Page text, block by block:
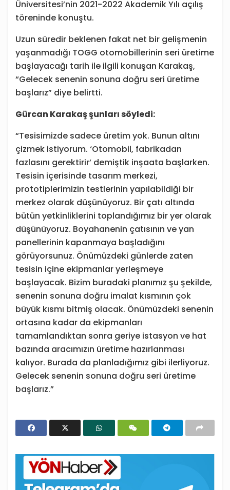
Üniversitesi’nin 2021-2022 Akademik Yılı açılış
töreninde konuştu.
Uzun süredir beklenen fakat net bir gelişmenin
yaşanmadığı TOGG otomobillerinin seri üretime
başlayacağı tarih ile ilgili konuşan Karakaş,
“Gelecek senenin sonuna doğru seri üretime
başlarız” diye belirtti.
Gürcan Karakaş şunları söyledi:
“Tesisimizde sadece üretim yok. Bunun altını
çizmek istiyorum. ‘Otomobil, fabrikadan
fazlasını gerektirir’ demiştik inşaata başlarken.
Tesisin içerisinde tasarım merkezi,
prototiplerimizin testlerinin yapılabildiği bir
merkez olarak düşünüyoruz. Bir çatı altında
bütün yetkinliklerini toplandığımız bir yer olarak
düşünüyoruz. Boyahanenin çatısının ve yan
panellerinin kapanmaya başladığını
görüyorsunuz. Önümüzdeki günlerde zaten
tesisin içine ekipmanlar yerleşmeye
başlayacak. Bizim buradaki planımız şu şekilde,
senenin sonuna doğru imalat kısmının çok
büyük kısmı bitmiş olacak. Önümüzdeki senenin
ortasına kadar da ekipmanları
tamamlandıktan sonra geriye istasyon ve hat
bazında aracımızın üretime hazırlanması
kalıyor. Burada da planladığımız gibi ilerliyoruz.
Gelecek senenin sonuna doğru seri üretime
başlarız.”